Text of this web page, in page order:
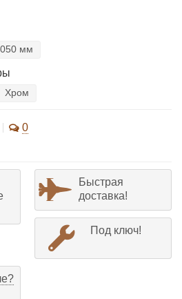
мм
Хром
0
Быстрая
доставка!
Под ключ!